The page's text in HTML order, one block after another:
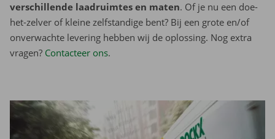
verschillende laadruimtes en maten. Of je nu een doe-
het-zelver of kleine zelfstandige bent? Bij een grote en/of
onverwachte levering hebben wij de oplossing. Nog extra
vragen? Contacteer ons.